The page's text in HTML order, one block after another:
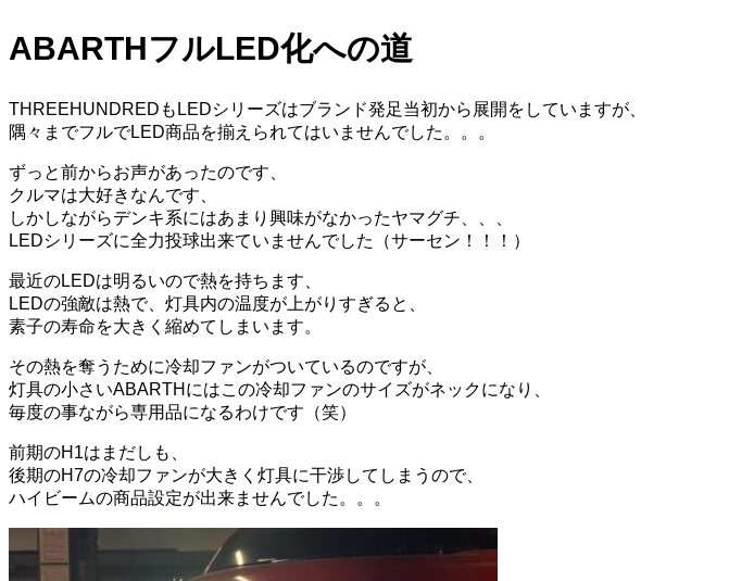
ABARTHフルLED化への道
THREEHUNDREDもLEDシリーズはブランド発足当初から展開をしていますが、
隅々までフルでLED商品を揃えられてはいませんでした。。。
ずっと前からお声があったのです、
クルマは大好きなんです、
しかしながらデンキ系にはあまり興味がなかったヤマグチ、、、
LEDシリーズに全力投球出来ていませんでした（サーセン！！！）
最近のLEDは明るいので熱を持ちます、
LEDの強敵は熱で、灯具内の温度が上がりすぎると、
素子の寿命を大きく縮めてしまいます。
その熱を奪うために冷却ファンがついているのですが、
灯具の小さいABARTHにはこの冷却ファンのサイズがネックになり、
毎度の事ながら専用品になるわけです（笑）
前期のH1はまだしも、
後期のH7の冷却ファンが大きく灯具に干渉してしまうので、
ハイビームの商品設定が出来ませんでした。。。